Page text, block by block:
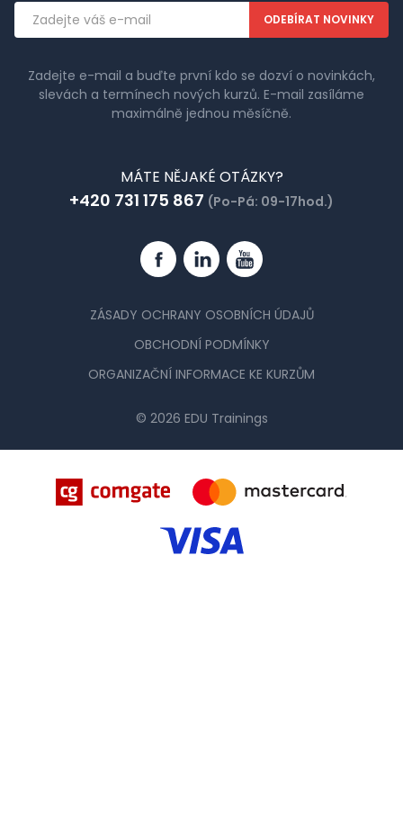
Emailová
adresa
Zadejte e-mail a buďte první kdo se dozví o novinkách,
slevách a termínech nových kurzů. E-mail zasíláme
maximálně jednou měsíčně.
MÁTE NĚJAKÉ OTÁZKY?
+420 731 175 867 (Po-Pá: 09-17hod.)
FacebookLinkedinYouTube
ZÁSADY OCHRANY OSOBNÍCH ÚDAJŮ
OBCHODNÍ PODMÍNKY
ORGANIZAČNÍ INFORMACE KE KURZŮM
© 2026 EDU Trainings